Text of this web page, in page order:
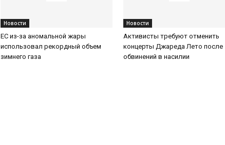
Новости
ЕС из-за аномальной жары
использовал рекордный объем
зимнего газа
Новости
Активисты требуют отменить
концерты Джареда Лето после
обвинений в насилии